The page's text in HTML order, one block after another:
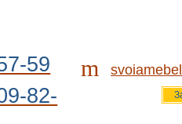
59
82-
m